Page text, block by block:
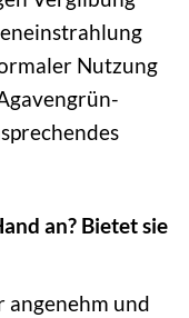
Nutzung
an? Bietet sie
angenehm und